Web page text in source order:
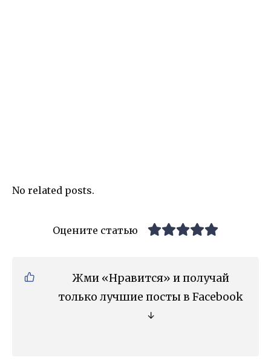
No related posts.
Оцените статью
Жми «Нравится» и получай
только лучшие посты в Facebook
↓